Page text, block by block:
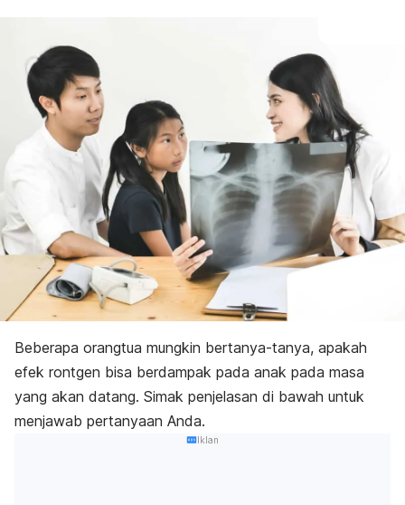
Beberapa orangtua mungkin bertanya-tanya, apakah
efek rontgen bisa berdampak pada anak pada masa
yang akan datang. Simak penjelasan di bawah untuk
menjawab pertanyaan Anda.
Iklan